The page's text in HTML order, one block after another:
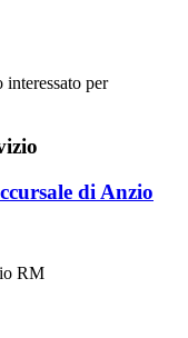
per
di Anzio
RM